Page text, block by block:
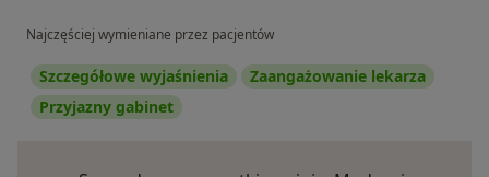
Najczęściej wymieniane przez pacjentów
Szczegółowe wyjaśnienia
Zaangażowanie lekarza
Przyjazny gabinet